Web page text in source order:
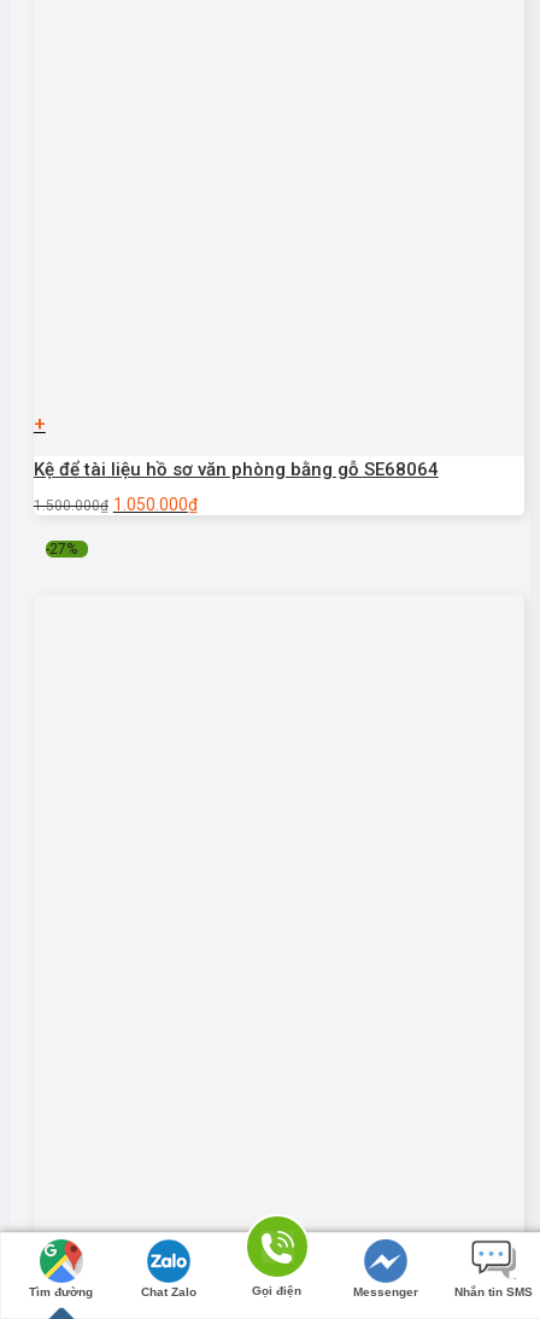
+
Kệ để tài liệu hồ sơ văn phòng bằng gỗ SE68064
1.500.000₫ 1.050.000₫
-27%
Tìm đường Chat Zalo Gọi điện Messenger Nhắn tin SMS